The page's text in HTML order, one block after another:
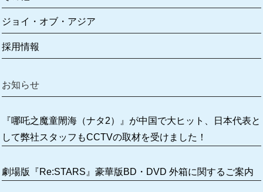
ジョイ・オブ・アジア
採用情報
お知らせ
『哪吒之魔童閙海（ナタ2）』が中国で大ヒット、日本代表と
して弊社スタッフもCCTVの取材を受けました！
劇場版『Re:STARS』豪華版BD・DVD 外箱に関するご案内